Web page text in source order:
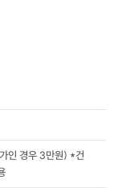
인 경우 3만원) *건